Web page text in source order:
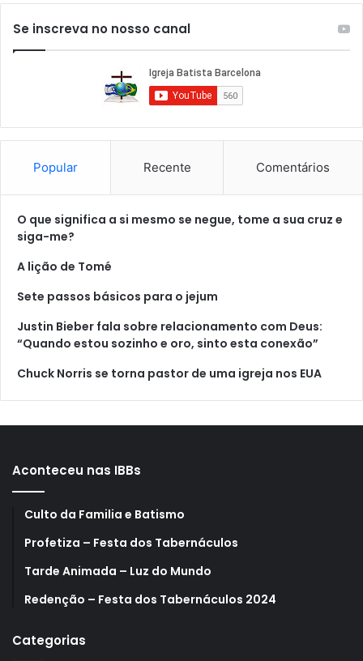
Se inscreva no nosso canal
Popular Recente Comentários
O que significa a si mesmo se negue, tome a sua cruz e
siga-me?
A lição de Tomé
Sete passos básicos para o jejum
Justin Bieber fala sobre relacionamento com Deus:
“Quando estou sozinho e oro, sinto esta conexão”
Chuck Norris se torna pastor de uma igreja nos EUA
Aconteceu nas IBBs
Culto da Familia e Batismo
Profetiza – Festa dos Tabernáculos
Tarde Animada – Luz do Mundo
Redenção – Festa dos Tabernáculos 2024
Categorias